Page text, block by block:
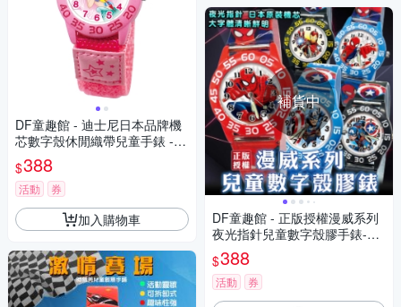
DF童趣館 - 迪士尼日本品牌機
芯數字殼休閒織帶兒童手錶 -
多款可選
$388
活動 券
加入購物車
補貨中
DF童趣館 - 正版授權漫威系列
夜光指針兒童數字殼膠手錶-共
5色
$388
活動 券